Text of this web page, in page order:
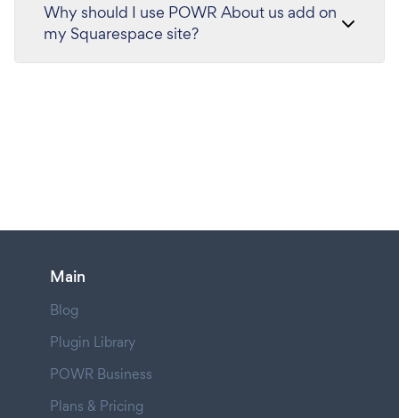
Why should I use POWR About us add on
my Squarespace site?
Main
Blog
Plugin Library
POWR Business
Plans & Pricing